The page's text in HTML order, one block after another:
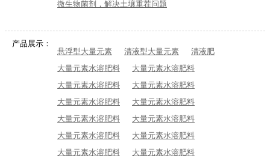
微生物菌剂，解决土壤重茬问题
产品展示：
悬浮型大量元素
清液型大量元素
清液肥
大量元素水溶肥料
大量元素水溶肥料
大量元素水溶肥料
大量元素水溶肥料
大量元素水溶肥料
大量元素水溶肥料
大量元素水溶肥料
大量元素水溶肥料
大量元素水溶肥料
大量元素水溶肥料
大量元素水溶肥料
大量元素水溶肥料